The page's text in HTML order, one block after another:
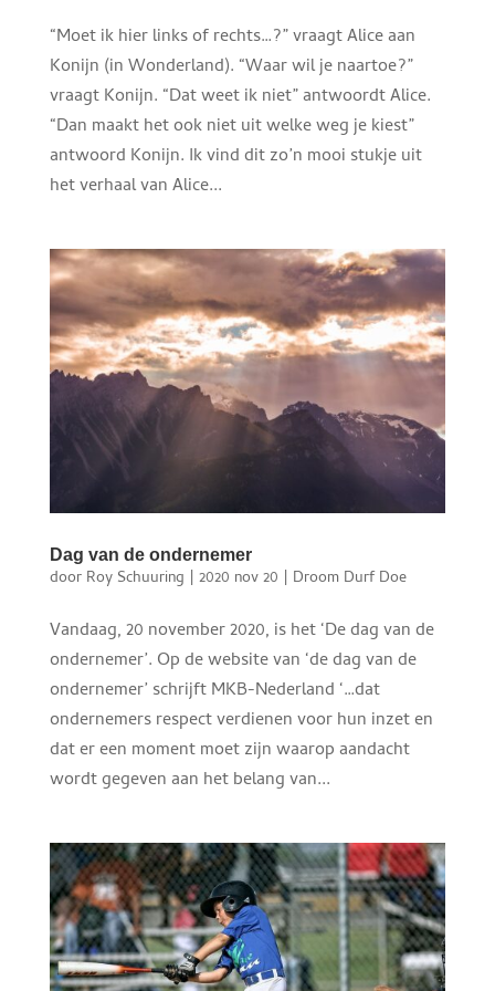
“Moet ik hier links of rechts…?” vraagt Alice aan
Konijn (in Wonderland). “Waar wil je naartoe?”
vraagt Konijn. “Dat weet ik niet” antwoordt Alice.
“Dan maakt het ook niet uit welke weg je kiest”
antwoord Konijn. Ik vind dit zo’n mooi stukje uit
het verhaal van Alice...
Dag van de ondernemer
door Roy Schuuring | 2020 nov 20 | Droom Durf Doe
Vandaag, 20 november 2020, is het ‘De dag van de
ondernemer’. Op de website van ‘de dag van de
ondernemer’ schrijft MKB-Nederland ‘…dat
ondernemers respect verdienen voor hun inzet en
dat er een moment moet zijn waarop aandacht
wordt gegeven aan het belang van...